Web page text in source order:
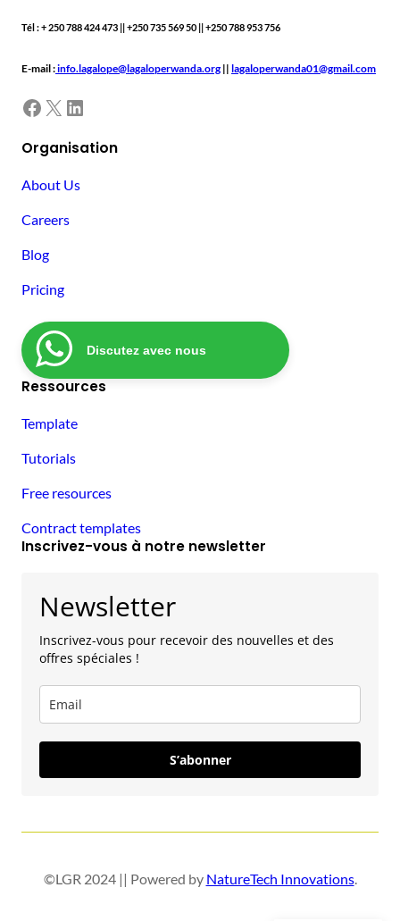
Tél : + 250 788 424 473 || +250 735 569 50 || +250 788 953 756
E-mail :info.lagalope@lagaloperwanda.org || lagaloperwanda01@gmail.com
Facebook X LinkedIn
Organisation
About Us
Careers
Blog
Pricing
Discutez avec nous
Ressources
Template
Tutorials
Free resources
Contract templates
Inscrivez-vous à notre newsletter
Newsletter
Inscrivez-vous pour recevoir des nouvelles et des
offres spéciales !
S’abonner
©LGR 2024 || Powered by NatureTech Innovations.